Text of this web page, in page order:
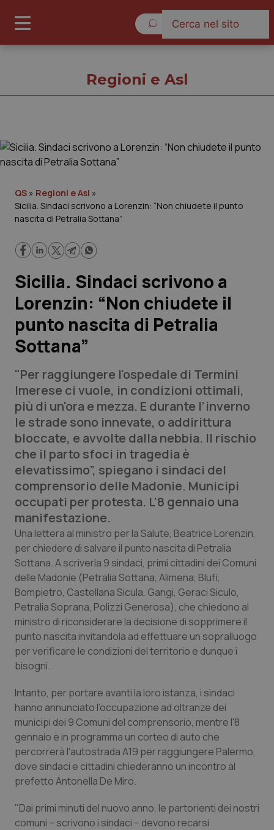
Governo e Parlamento
Regioni e Asl
Lavoro e Professioni
Scienza e Farmaci
Studi e Analisi
Lettere al direttore
Edizioni Regionali
QS Pro
Professionisti Sanitari.AI
Abruzzo
Basilicata
Calabria
Campania
Emilia-Romagna
Friuli Venezia Giulia
Lazio
Liguria
Lombardia
Marche
Molise
QS Pro Gold
Artrite & artrosi
Asma & BPCO
Car-T
Colesterolo & coronaropatie
Dermatite Atopica
Diabete & glucometri
Disturbi dell’umore
Dolore
Donna & Salute
Epatiti
QS Club Newsletter
Regioni e Asl
QS » Regioni e Asl »
Sicilia. Sindaci scrivono a Lorenzin: “Non chiudete il punto
nascita di Petralia Sottana”
Sicilia. Sindaci scrivono a
Lorenzin: “Non chiudete il
punto nascita di Petralia
Sottana”
"Per raggiungere l'ospedale di Termini
Imerese ci vuole, in condizioni ottimali,
più di un'ora e mezza. E durante l’inverno
le strade sono innevate, o addirittura
bloccate, e avvolte dalla nebbia. Il rischio
che il parto sfoci in tragedia è
elevatissimo”, spiegano i sindaci del
comprensorio delle Madonie. Municipi
occupati per protesta. L'8 gennaio una
manifestazione.
Una lettera al ministro per la Salute, Beatrice Lorenzin,
per chiedere di salvare il punto nascita di Petralia
Sottana. A scriverla 9 sindaci, primi cittadini dei Comuni
delle Madonie (Petralia Sottana, Alimena, Blufi,
Bompietro, Castellana Sicula, Gangi, Geraci Siculo,
Petralia Soprana, Polizzi Generosa), che chiedono al
ministro di riconsiderare la decisione di sopprimere il
punto nascita invitandola ad effettuare un sopralluogo
per verificare le condizioni del territorio e dunque i
bisogni.
Intanto, per portare avanti la loro istanza, i sindaci
hanno annunciato l’occupazione ad oltranze dei
municipi dei 9 Comuni del comprensorio, mentre l'8
gennaio è in programma un corteo di auto che
percorrerà l'autostrada A19 per raggiungere Palermo,
dove sindaci e cittadini chiederanno un incontro al
prefetto Antonella De Miro.
"Dai primi minuti del nuovo anno, le partorienti dei nostri
comuni – scrivono i sindaci – devono recarsi